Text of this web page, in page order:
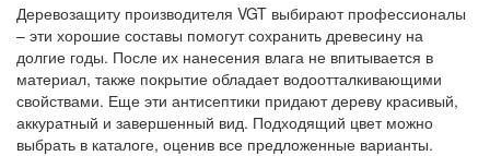
Деревозащиту производителя VGT выбирают профессионалы
– эти хорошие составы помогут сохранить древесину на
долгие годы. После их нанесения влага не впитывается в
материал, также покрытие обладает водоотталкивающими
свойствами. Еще эти антисептики придают дереву красивый,
аккуратный и завершенный вид. Подходящий цвет можно
выбрать в каталоге, оценив все предложенные варианты.